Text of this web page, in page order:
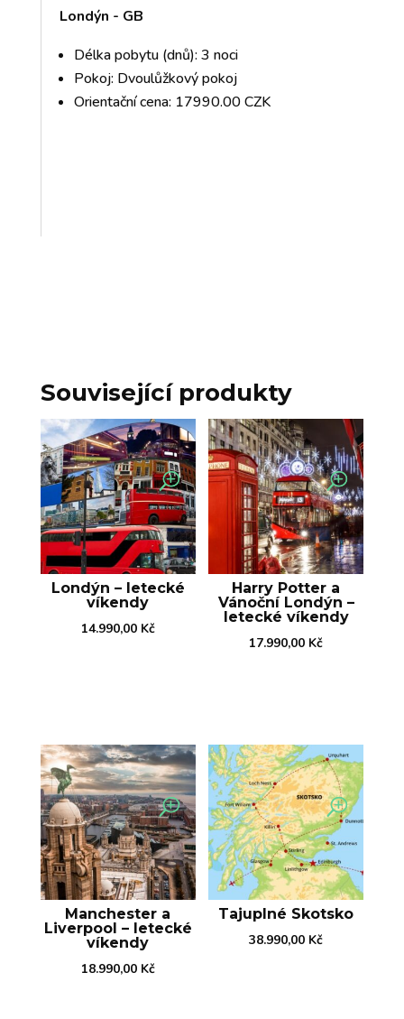
Londýn - GB
Délka pobytu (dnů): 3 noci
Pokoj: Dvoulůžkový pokoj
Orientační cena: 17990.00 CZK
Související produkty
Londýn – letecké
víkendy
14.990,00 Kč
Harry Potter a
Vánoční Londýn –
letecké víkendy
17.990,00 Kč
Manchester a
Liverpool – letecké
víkendy
18.990,00 Kč
Tajuplné Skotsko
38.990,00 Kč